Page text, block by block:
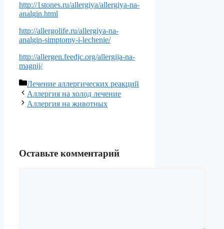
http://1stones.ru/allergiya/allergiya-na-
analgin.html
http://allergolife.ru/allergiya-na-
analgin-simptomy-i-lechenie/
http://allergen.feedjc.org/allergija-na-
magnij/
Рубрики
Лечение аллергических реакций
Аллергия на холод лечение
Аллергия на животных
Оставьте комментарий